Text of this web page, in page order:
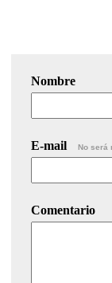
Nombre
E-mail No será
Comentario